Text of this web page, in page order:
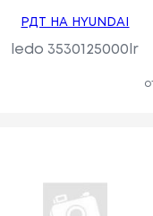
РДТ НА HYUNDAI
ledo 3530125000lr